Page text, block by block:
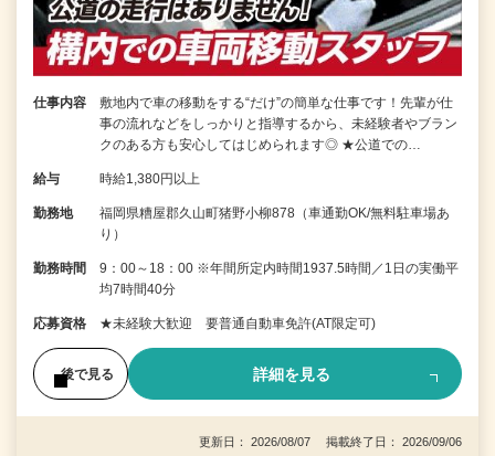
仕事内容
敷地内で車の移動をする“だけ”の簡単な仕事です！先輩が仕
事の流れなどをしっかりと指導するから、未経験者やブラン
クのある方も安心してはじめられます◎ ★公道での…
給与 時給1,380円以上
勤務地
福岡県糟屋郡久山町猪野小柳878（車通勤OK/無料駐車場あ
り）
勤務時間
9：00～18：00 ※年間所定内時間1937.5時間／1日の実働平
均7時間40分
応募資格 ★未経験大歓迎 要普通自動車免許(AT限定可)
後で見る 詳細を見る
更新日： 2026/08/07 掲載終了日： 2026/09/06